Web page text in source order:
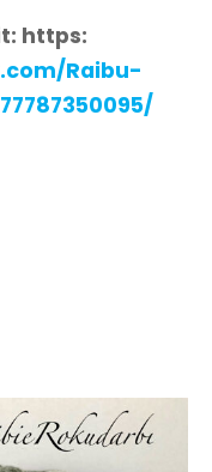
https:
Raibu-